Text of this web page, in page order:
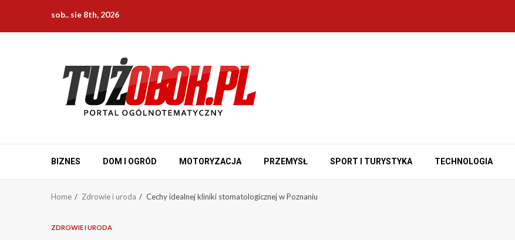
content
sob.. sie 8th, 2026
BIZNES DOM I OGRÓD MOTORYZACJA PRZEMYSŁ SPORT I TURYSTYKA TECHNOLOGIA
Home Zdrowie i uroda Cechy idealnej kliniki stomatologicznej w Poznaniu
ZDROWIE I URODA